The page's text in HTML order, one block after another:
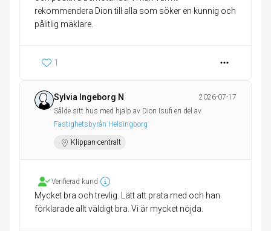
rekommendera Dion till alla som söker en kunnig och
pålitlig mäklare.
1
Sylvia Ingeborg N
2026-07-17
Sålde sitt hus med hjälp av Dion Isufi en del av
Fastighetsbyrån Helsingborg
Klippan-centralt
Verifierad kund
Mycket bra och trevlig. Lätt att prata med och han
förklarade allt väldigt bra. Vi är mycket nöjda.